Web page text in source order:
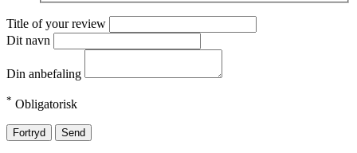
Title of your review
Dit navn
Din anbefaling
* Obligatorisk
Fortryd Send